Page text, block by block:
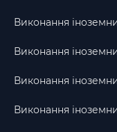
Виконання
Виконання
Виконання
Виконання